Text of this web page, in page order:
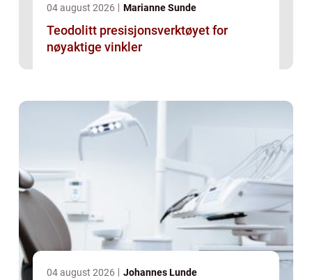
04 august 2026 Marianne Sunde
Teodolitt presisjonsverktøyet for
nøyaktige vinkler
04 august 2026 Johannes Lunde